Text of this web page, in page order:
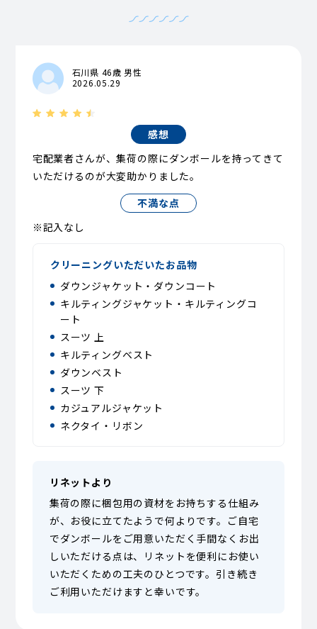
石川県 46歳 男性
2026.05.29
感想
宅配業者さんが、集荷の際にダンボールを持ってきて
いただけるのが大変助かりました。
不満な点
※記入なし
クリーニングいただいたお品物
ダウンジャケット・ダウンコート
キルティングジャケット・キルティングコ
ート
スーツ 上
キルティングベスト
ダウンベスト
スーツ 下
カジュアルジャケット
ネクタイ・リボン
リネットより
集荷の際に梱包用の資材をお持ちする仕組み
が、お役に立てたようで何よりです。ご自宅
でダンボールをご用意いただく手間なくお出
しいただける点は、リネットを便利にお使い
いただくための工夫のひとつです。引き続き
ご利用いただけますと幸いです。